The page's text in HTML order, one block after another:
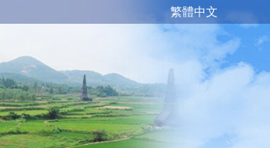
繁體中文